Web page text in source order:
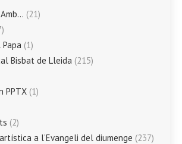
(21)
(1)
Bisbat de Lleida (215)
PPTX (1)
(2)
a l’Evangeli del diumenge (237)